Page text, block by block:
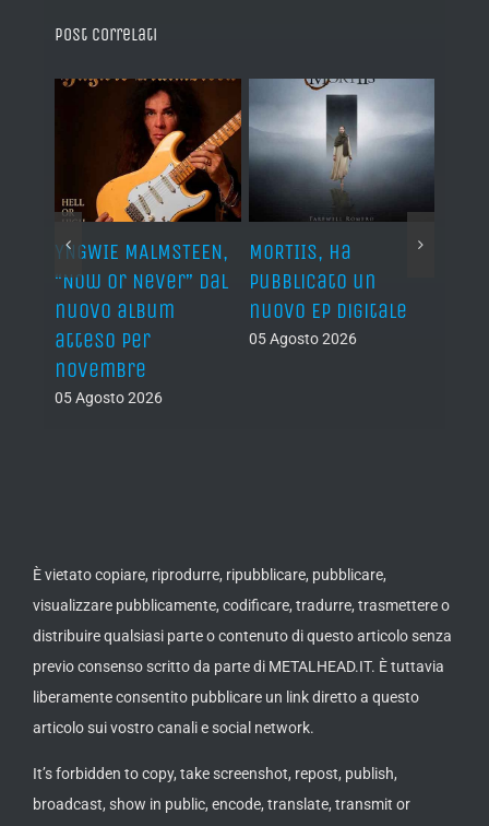
Post correlati
YNGWIE MALMSTEEN,
“Now Or Never” dal
nuovo album
atteso per
novembre
05 Agosto 2026
MORTIIS, ha
pubblicato un
nuovo EP digitale
05 Agosto 2026
È vietato copiare, riprodurre, ripubblicare, pubblicare,
visualizzare pubblicamente, codificare, tradurre, trasmettere o
distribuire qualsiasi parte o contenuto di questo articolo senza
previo consenso scritto da parte di METALHEAD.IT. È tuttavia
liberamente consentito pubblicare un link diretto a questo
articolo sui vostro canali e social network.
It’s forbidden to copy, take screenshot, repost, publish,
broadcast, show in public, encode, translate, transmit or